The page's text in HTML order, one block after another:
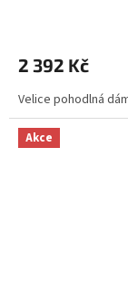
2 392 Kč
Velice pohodlná
Akce